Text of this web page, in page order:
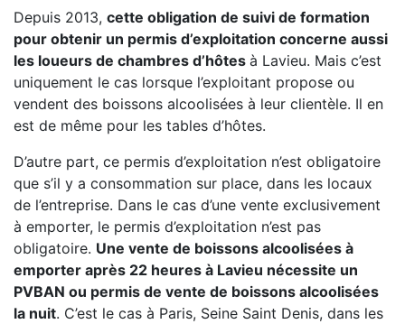
Depuis 2013, cette obligation de suivi de formation
pour obtenir un permis d’exploitation concerne aussi
les loueurs de chambres d’hôtes à Lavieu. Mais c’est
uniquement le cas lorsque l’exploitant propose ou
vendent des boissons alcoolisées à leur clientèle. Il en
est de même pour les tables d’hôtes.
D’autre part, ce permis d’exploitation n’est obligatoire
que s’il y a consommation sur place, dans les locaux
de l’entreprise. Dans le cas d’une vente exclusivement
à emporter, le permis d’exploitation n’est pas
obligatoire. Une vente de boissons alcoolisées à
emporter après 22 heures à Lavieu nécessite un
PVBAN ou permis de vente de boissons alcoolisées
la nuit. C’est le cas à Paris, Seine Saint Denis, dans les